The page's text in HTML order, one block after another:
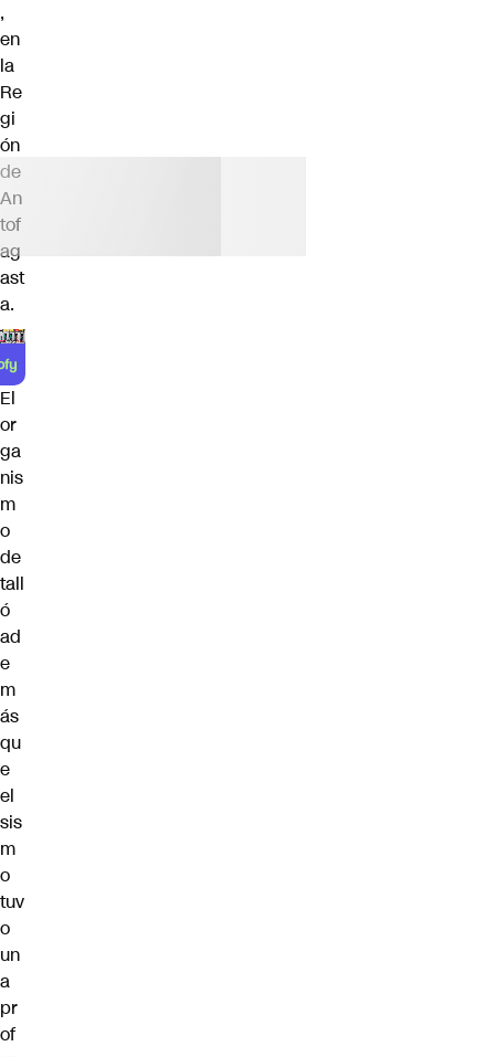
,
en
la
Re
gi
ón
de
An
tof
ag
ast
a.
El
or
ga
nis
m
o
de
tall
ó
ad
e
m
ás
qu
e
el
sis
m
o
tuv
o
un
a
pr
of